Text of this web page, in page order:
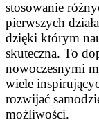
stosowanie
pierwszych
dzięki którym
skuteczna. To
nowoczesnymi
wiele
rozwijać
możliwości.